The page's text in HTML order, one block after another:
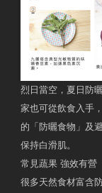
烈日當空，夏日防
家也可從飲食入手
的「防曬食物」及
保持白滑肌。
常見蔬果 強效有營
很多天然食材富含